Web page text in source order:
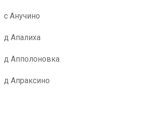
с Анучино
д Апалиха
д Апполоновка
д Апраксино